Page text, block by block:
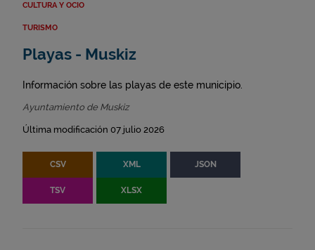
CULTURA Y OCIO
TURISMO
Playas - Muskiz
Información sobre las playas de este municipio.
Ayuntamiento de Muskiz
Última modificación 07 julio 2026
CSV XML JSON
TSV XLSX